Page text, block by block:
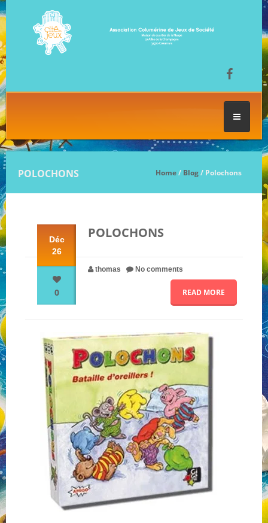
LES SÉANCES DE JEU
FESTIVAL DU JEU
NOS JEUX
NOS PARTENAIRES
QUI SOMMES-NOUS ?
NOUS CONTACTER !
POLOCHONS Home/ Blog/ Polochons
Déc
26
0
POLOCHONS
thomas No comments
READ MORE